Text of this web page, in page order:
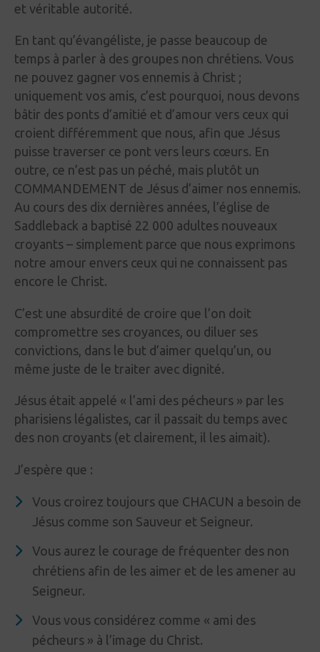
et véritable autorité.
En tant qu’évangéliste, je passe beaucoup de
temps à parler à des groupes non chrétiens. Vous
ne pouvez gagner vos ennemis à Christ ;
uniquement vos amis, c’est pourquoi, nous devons
bâtir des ponts d’amitié et d’amour vers ceux qui
croient différemment que nous, afin que Jésus
puisse traverser ce pont vers leurs cœurs. En
outre, ce n’est pas un péché, mais plutôt un
COMMANDEMENT de Jésus d’aimer nos ennemis.
Au cours des dix dernières années, l’église de
Saddleback a baptisé 22 000 adultes nouveaux
croyants – simplement parce que nous exprimons
notre amour envers ceux qui ne connaissent pas
encore le Christ.
C’est une absurdité de croire que l’on doit
compromettre ses croyances, ou diluer ses
convictions, dans le but d’aimer quelqu’un, ou
même juste de le traiter avec dignité.
Jésus était appelé « l’ami des pécheurs » par les
pharisiens légalistes, car il passait du temps avec
des non croyants (et clairement, il les aimait).
J’espère que :
Vous croirez toujours que CHACUN a besoin de
Jésus comme son Sauveur et Seigneur.
Vous aurez le courage de fréquenter des non
chrétiens afin de les aimer et de les amener au
Seigneur.
Vous vous considérez comme « ami des
pécheurs » à l’image du Christ.